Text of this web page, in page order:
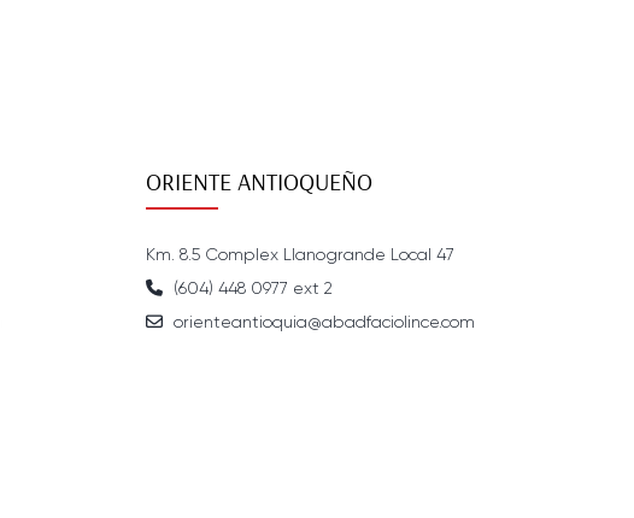
ORIENTE ANTIOQUEÑO
Km. 8.5 Complex Llanogrande Local 47
(604) 448 0977 ext 2
orienteantioquia@abadfaciolince.com